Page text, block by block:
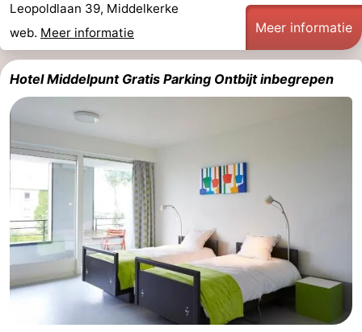
Leopoldlaan 39, Middelkerke
web. Meer informatie Meer informatie
Hotel Middelpunt Gratis Parking Ontbijt inbegrepen